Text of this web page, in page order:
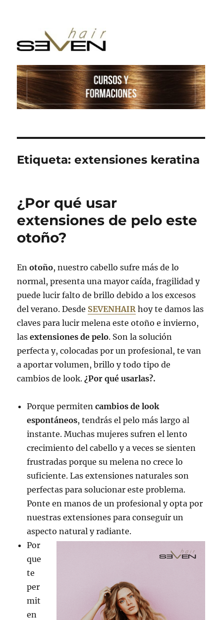
Etiqueta:extensiones keratina
¿Por qué usar
extensiones de pelo este
otoño?
Enotoño, nuestro cabello sufre más de lo
normal, presenta una mayor caída, fragilidad y
puede lucir falto de brillo debido a los excesos
del verano. Desde SEVENHAIR hoy te damos las
claves para lucir melena este otoño e invierno,
lasextensiones de pelo. Son la solución
perfecta y, colocadas por un profesional, te van
a aportar volumen, brillo y todo tipo de
cambios de look.¿Por qué usarlas?.
Porque permitencambios de look
espontáneos, tendrás el pelo más largo al
instante. Muchas mujeres sufren el lento
crecimiento del cabello y a veces se sienten
frustradas porque su melena no crece lo
suficiente. Las extensiones naturales son
perfectas para solucionar este problema.
Ponte en manos de un profesional y opta por
nuestras extensiones para conseguir un
aspecto natural y radiante.
Por
que
te
per
mit
en